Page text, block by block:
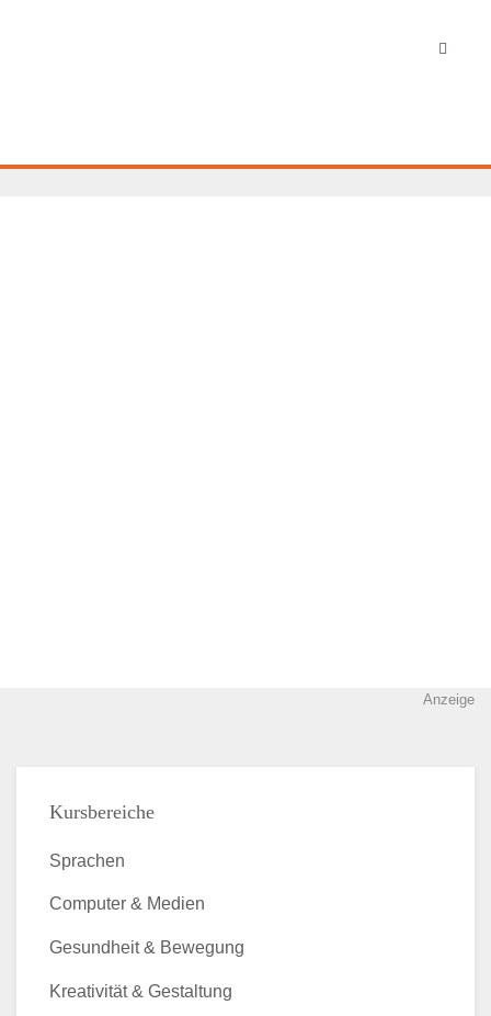
Anzeige
Kursbereiche
Sprachen
Computer & Medien
Gesundheit & Bewegung
Kreativität & Gestaltung